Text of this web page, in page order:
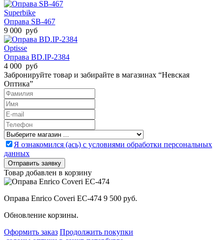
Superbike
Оправа SB-467
9 000 руб
Optisse
Оправа BD.IP-2384
4 000 руб
Забронируйте товар и забирайте в магазинах “Невская
Оптика”
Я ознакомился (ась) с условиями обработки персональных
данных
Товар добавлен в корзину
Оправа Enrico Coveri EC-474 9 500 руб.
Обновление корзины.
Оформить заказ Продолжить покупки